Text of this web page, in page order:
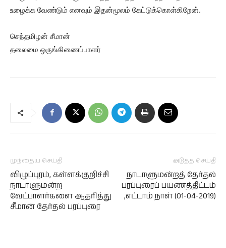
உழைக்க வேண்டும் எனவும் இதன்மூலம் கேட்டுக்கொள்கிறேன்.
செந்தமிழன் சீமான்
தலைமை ஒருங்கிணைப்பாளர்
முந்தைய செய்தி
விழுப்புரம், கள்ளக்குறிச்சி
நாடாளுமன்ற
வேட்பாளர்களை ஆதரித்து
சீமான் தேர்தல் பரப்புரை
அடுத்த செய்தி
நாடாளுமன்றத் தேர்தல்
பரப்புரைப் பயணத்திட்டம்
,எட்டாம் நாள் (01-04-2019)